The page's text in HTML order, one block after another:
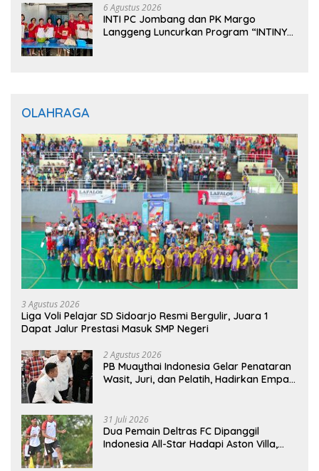
6 Agustus 2026
INTI PC Jombang dan PK Margo
Langgeng Luncurkan Program “INTINYA
OLAHRAGA
3 Agustus 2026
Liga Voli Pelajar SD Sidoarjo Resmi Bergulir, Juara 1
Dapat Jalur Prestasi Masuk SMP Negeri
2 Agustus 2026
PB Muaythai Indonesia Gelar Penataran
Wasit, Juri, dan Pelatih, Hadirkan Empat
31 Juli 2026
Dua Pemain Deltras FC Dipanggil
Indonesia All-Star Hadapi Aston Villa,